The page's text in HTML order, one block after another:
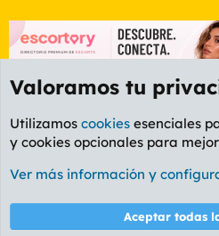
Etiquetas
Cookies
PL OLDSTYLE
Términos y reglas
Valoramos tu
Utilizamos cookies esenciales
y cookies opcionales para
Ver más información y
Aceptar todas